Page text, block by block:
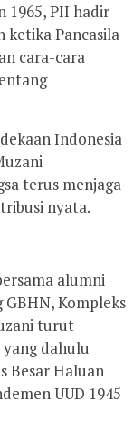
1965, PII hadir
ketika Pancasila
cara-cara
Indonesia
terus menjaga
nyata.
alumni
Kompleks
turut
dahulu
Besar Haluan
UUD 1945